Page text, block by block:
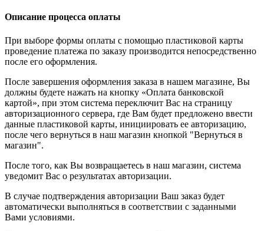
Описание процесса оплаты
При выборе формы оплаты с помощью пластиковой карты
проведение платежа по заказу производится непосредственно
после его оформления.
После завершения оформления заказа в нашем магазине, Вы
должны будете нажать на кнопку «Оплата банковской
картой», при этом система переключит Вас на страницу
авторизационного сервера, где Вам будет предложено ввести
данные пластиковой карты, инициировать ее авторизацию,
после чего вернуться в наш магазин кнопкой "Вернуться в
магазин".
После того, как Вы возвращаетесь в наш магазин, система
уведомит Вас о результатах авторизации.
В случае подтверждения авторизации Ваш заказ будет
автоматически выполняться в соответствии с заданными
Вами условиями.